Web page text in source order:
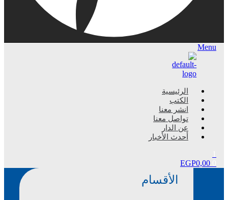
Menu
الرئيسية
الكتب
انشر معنا
تواصل معنا
عن الدار
أحدث الأخبار
EGP0,00
الأقسام